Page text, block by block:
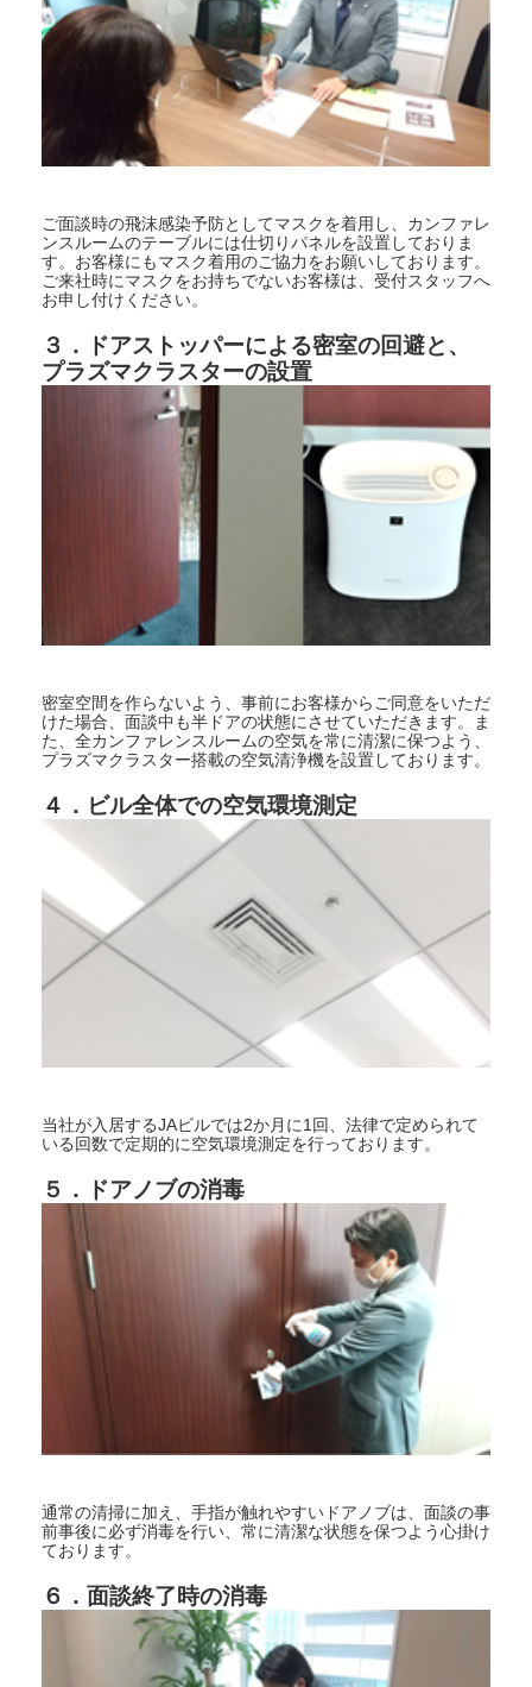
ご面談時の飛沫感染予防としてマスクを着用し、カンファレ
ンスルームのテーブルには仕切りパネルを設置しておりま
す。お客様にもマスク着用のご協力をお願いしております。
ご来社時にマスクをお持ちでないお客様は、受付スタッフへ
お申し付けください。
３．ドアストッパーによる密室の回避と、
プラズマクラスターの設置
密室空間を作らないよう、事前にお客様からご同意をいただ
けた場合、面談中も半ドアの状態にさせていただきます。ま
た、全カンファレンスルームの空気を常に清潔に保つよう、
プラズマクラスター搭載の空気清浄機を設置しております。
４．ビル全体での空気環境測定
当社が入居するJAビルでは2か月に1回、法律で定められて
いる回数で定期的に空気環境測定を行っております。
５．ドアノブの消毒
通常の清掃に加え、手指が触れやすいドアノブは、面談の事
前事後に必ず消毒を行い、常に清潔な状態を保つよう心掛け
ております。
６．面談終了時の消毒